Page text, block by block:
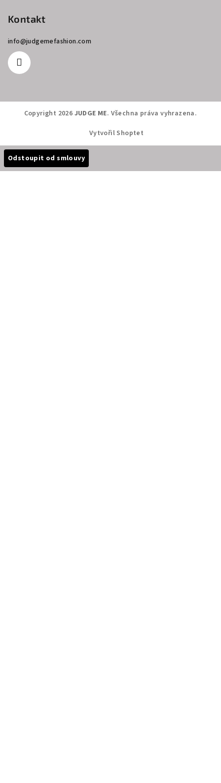
Kontakt
info@judgemefashion.com
Copyright 2026 JUDGE ME. Všechna práva vyhrazena.
Vytvořil Shoptet
Odstoupit od smlouvy